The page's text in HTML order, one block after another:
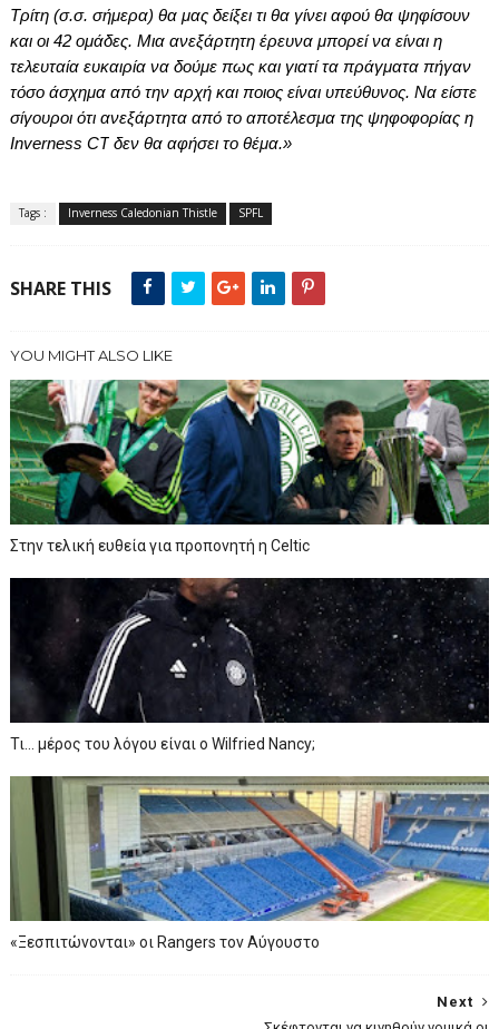
Τρίτη (σ.σ. σήμερα) θα μας δείξει τι θα γίνει αφού θα ψηφίσουν
και οι 42 ομάδες. Μια ανεξάρτητη έρευνα μπορεί να είναι η
τελευταία ευκαιρία να δούμε πως και γιατί τα πράγματα πήγαν
τόσο άσχημα από την αρχή και ποιος είναι υπεύθυνος. Να είστε
σίγουροι ότι ανεξάρτητα από το αποτέλεσμα της ψηφοφορίας η
Inverness CTδεν θα αφήσει το θέμα.»
Tags : Inverness Caledonian Thistle SPFL
SHARE THIS
YOU MIGHT ALSO LIKE
Στην τελική ευθεία για προπονητή η Celtic
Τι… μέρος του λόγου είναι ο Wilfried Nancy;
«Ξεσπιτώνονται» οι Rangers τον Αύγουστο
Next